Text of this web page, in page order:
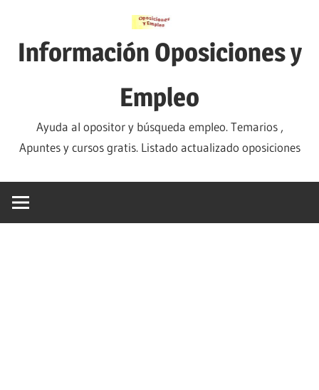
contenido
Información Oposiciones y
Empleo
Ayuda al opositor y búsqueda empleo. Temarios ,
Apuntes y cursos gratis. Listado actualizado oposiciones